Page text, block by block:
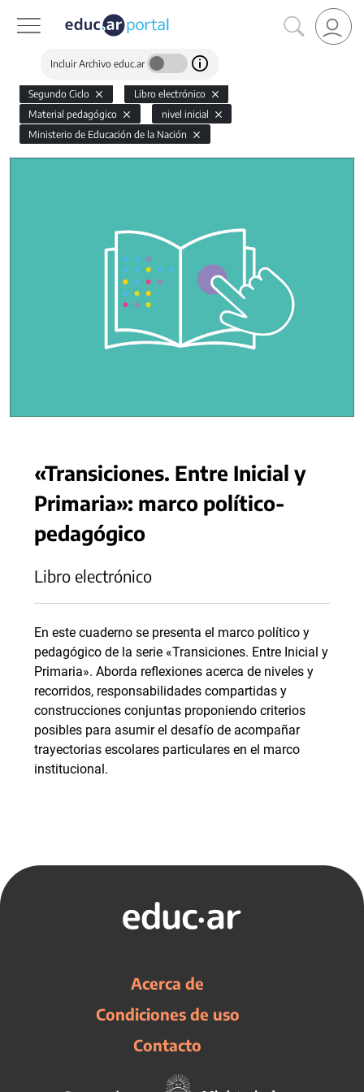
Incluir Archivo educ.ar
Segundo Ciclo
Libro electrónico
Material pedagógico
nivel inicial
Ministerio de Educación de la Nación
«Transiciones. Entre Inicial y
Primaria»: marco político-
pedagógico
Libro electrónico
En este cuaderno se presenta el marco político y
pedagógico de la serie «Transiciones. Entre Inicial y
Primaria». Aborda reflexiones acerca de niveles y
recorridos, responsabilidades compartidas y
construcciones conjuntas proponiendo criterios
posibles para asumir el desafío de acompañar
trayectorias escolares particulares en el marco
institucional.
Acerca de
Condiciones de uso
Contacto